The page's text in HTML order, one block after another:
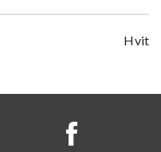
Hvit